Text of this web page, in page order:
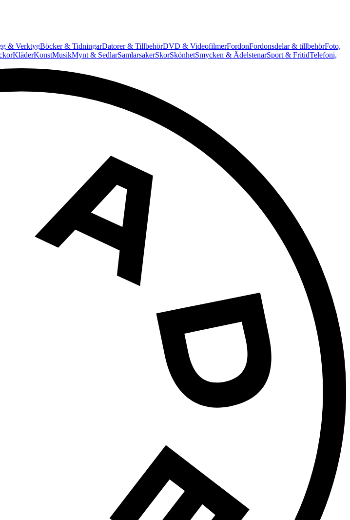
& VerktygBöcker & TidningarDatorer & TillbehörDVD & VideofilmerFordonFordonsdelar & tillbehörFoto,
KläderKonstMusikMynt & SedlarSamlarsakerSkorSkönhetSmycken & ÄdelstenarSport & FritidTelefoni,